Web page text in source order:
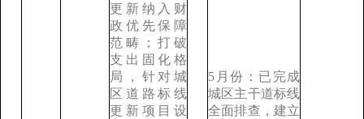
更新纳入财
政优先保障
范畴；打破
支出固化格
局，针对城
区道路标线
更新项目设
5月份：已完成
城区主干道标线
全面排查，建立